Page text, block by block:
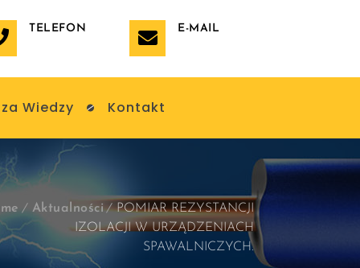
TELEFON E-MAIL
Wiedzy Kontakt
Aktualności
POMIAR REZYSTANCJI
IZOLACJI W URZĄDZENIACH
SPAWALNICZYCH.